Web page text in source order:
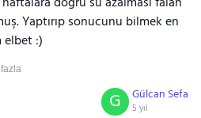
Yaptırıp sonucunu bilmek en
elbet :)
Gülcan Sefa
5 yıl
G